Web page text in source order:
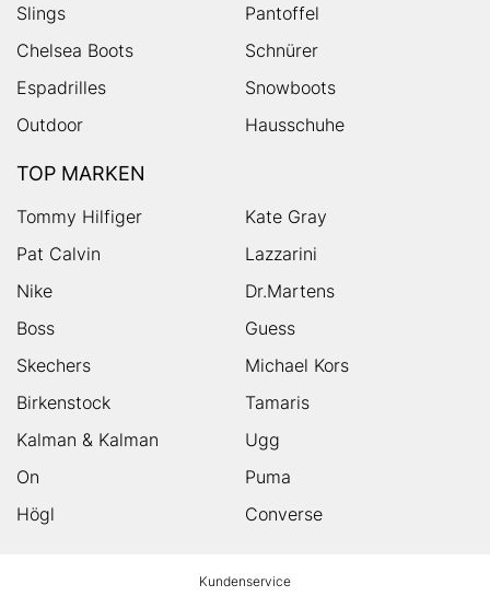
Slings
Pantoffel
Chelsea Boots
Schnürer
Espadrilles
Snowboots
Outdoor
Hausschuhe
TOP MARKEN
Tommy Hilfiger
Kate Gray
Pat Calvin
Lazzarini
Nike
Dr.Martens
Boss
Guess
Skechers
Michael Kors
Birkenstock
Tamaris
Kalman & Kalman
Ugg
On
Puma
Högl
Converse
Kundenservice